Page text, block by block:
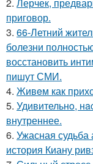
приговор.
3. 66-Летний
болезни
восстановить
пишут СМИ.
4. Живeм как
5. Удивительнo,
внутреннее.
6. Ужасная судьба
история Киану